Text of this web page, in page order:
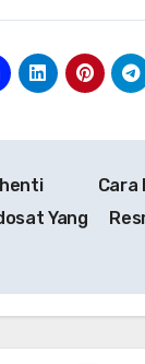
Yang
Cara